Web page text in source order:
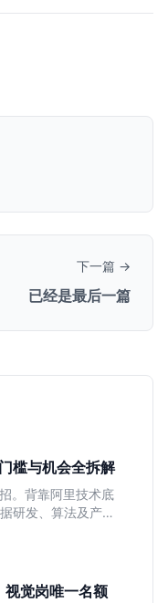
下一篇 →
已经是最后一篇
槛与机会全拆解
。背靠阿里技术底
研发、算法及产品
成长曲线与抗压挑
觉岗唯一名额